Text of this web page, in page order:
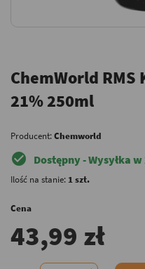
ChemWorld
21% 250ml
Producent:Chemworld
check_circle Dostępny - Wysyłka
Ilość na stanie: 1 szt.
Cena
43,99 zł